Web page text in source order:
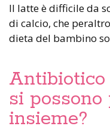
Il latte è difficile da
di calcio, che
dieta del bambino
si possono
insieme?